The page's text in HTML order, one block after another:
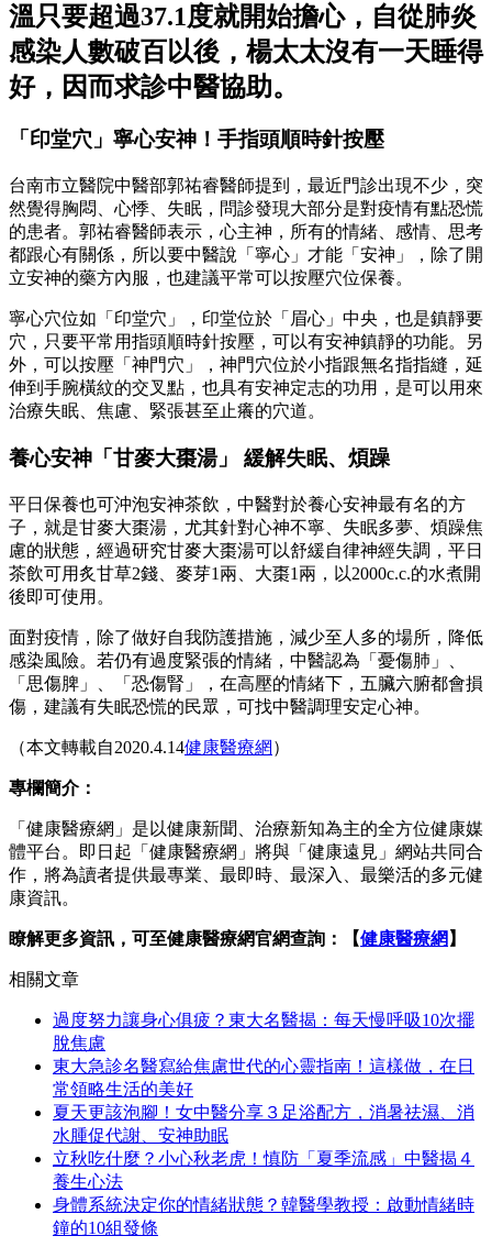
溫只要超過37.1度就開始擔心，自從肺炎
感染人數破百以後，楊太太沒有一天睡得
好，因而求診中醫協助。
「印堂穴」寧心安神！手指頭順時針按壓
台南市立醫院中醫部郭祐睿醫師提到，最近門診出現不少，突
然覺得胸悶、心悸、失眠，問診發現大部分是對疫情有點恐慌
的患者。郭祐睿醫師表示，心主神，所有的情緒、感情、思考
都跟心有關係，所以要中醫說「寧心」才能「安神」，除了開
立安神的藥方內服，也建議平常可以按壓穴位保養。
寧心穴位如「印堂穴」，印堂位於「眉心」中央，也是鎮靜要
穴，只要平常用指頭順時針按壓，可以有安神鎮靜的功能。另
外，可以按壓「神門穴」，神門穴位於小指跟無名指指縫，延
伸到手腕橫紋的交叉點，也具有安神定志的功用，是可以用來
治療失眠、焦慮、緊張甚至止癢的穴道。
養心安神「甘麥大棗湯」 緩解失眠、煩躁
平日保養也可沖泡安神茶飲，中醫對於養心安神最有名的方
子，就是甘麥大棗湯，尤其針對心神不寧、失眠多夢、煩躁焦
慮的狀態，經過研究甘麥大棗湯可以舒緩自律神經失調，平日
茶飲可用炙甘草2錢、麥芽1兩、大棗1兩，以2000c.c.的水煮開
後即可使用。
面對疫情，除了做好自我防護措施，減少至人多的場所，降低
感染風險。若仍有過度緊張的情緒，中醫認為「憂傷肺」、
「思傷脾」、「恐傷腎」，在高壓的情緒下，五臟六腑都會損
傷，建議有失眠恐慌的民眾，可找中醫調理安定心神。
（本文轉載自2020.4.14健康醫療網 ）
專欄簡介：
「健康醫療網」是以健康新聞、治療新知為主的全方位健康媒
體平台。即日起「健康醫療網」將與「健康遠見」網站共同合
作，將為讀者提供最專業、最即時、最深入、最樂活的多元健
康資訊。
瞭解更多資訊，可至健康醫療網官網查詢：【健康醫療網 】
相關文章
過度努力讓身心俱疲？東大名醫揭：每天慢呼吸10次擺
脫焦慮
東大急診名醫寫給焦慮世代的心靈指南！這樣做，在日
常領略生活的美好
夏天更該泡腳！女中醫分享３足浴配方，消暑祛濕、消
水腫促代謝、安神助眠
立秋吃什麼？小心秋老虎！慎防「夏季流感」中醫揭４
養生心法
身體系統決定你的情緒狀態？韓醫學教授：啟動情緒時
鐘的10組發條